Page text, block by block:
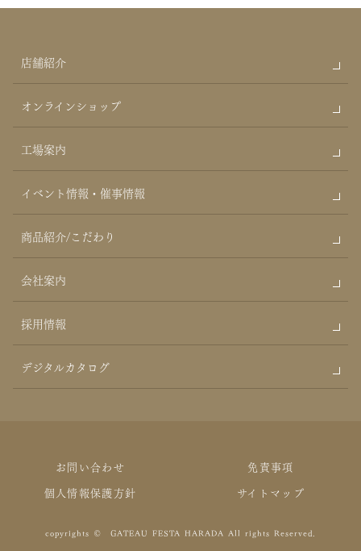
店舗紹介
オンラインショップ
工場案内
イベント情報・催事情報
商品紹介/こだわり
会社案内
採用情報
デジタルカタログ
お問い合わせ
免責事項
個人情報保護方針
サイトマップ
copyrights © GATEAU FESTA HARADA All rights Reserved.